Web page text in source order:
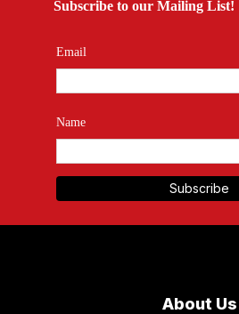
Subscribe to our Mailing List!
Email
Name
About Us